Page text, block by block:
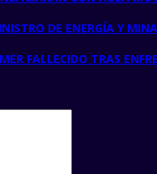
DE ENERGÍA Y
FALLECIDO TRAS